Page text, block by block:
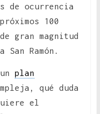
de ocurrencia
100
gran magnitud
Ramón.
plan
qué duda
el